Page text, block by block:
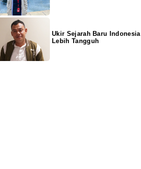
Ukir Sejarah Baru Indonesia
Lebih Tangguh